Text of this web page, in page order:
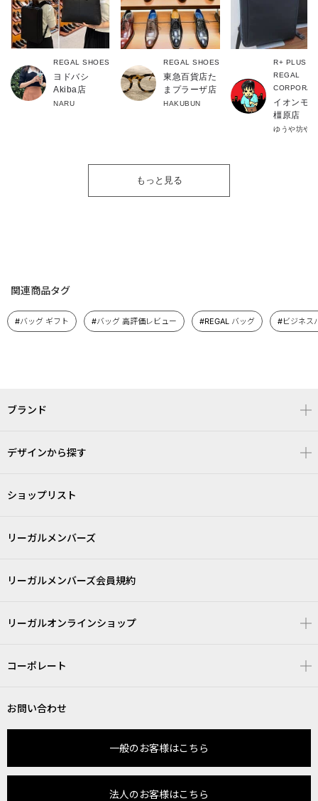
REGAL SHOES
ヨドバシ
Akiba店
NARU
REGAL SHOES
東急百貨店た
まプラーザ店
HAKUBUN
R+ PLUS
REGAL
イオンモ
橿原店
ゆうや坊や
もっと見る
関連商品タグ
#バッグ ギフト #バッグ 高評価レビュー #REGAL バッグ #ビジネス
ブランド
デザインから探す
ショップリスト
リーガルメンバーズ
リーガルメンバーズ会員規約
リーガルオンラインショップ
コーポレート
お問い合わせ
一般のお客様はこちら
法人のお客様はこちら